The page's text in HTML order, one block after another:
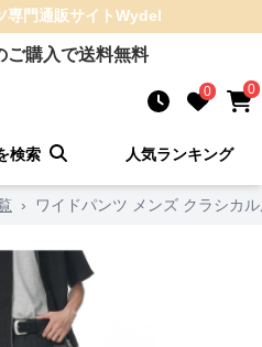
専門通販サイトWydel
ご購入で送料無料
0 0
検索 人気ランキング
› ワイドパンツ メンズ クラシカ